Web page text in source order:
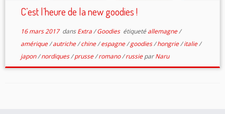
C’est l’heure de la new goodies !
16 mars 2017dansExtra/Goodies étiqueté allemagne/
amérique/autriche/chine/espagne/goodies/hongrie/italie/
japon/nordiques/prusse/romano/russieparNaru